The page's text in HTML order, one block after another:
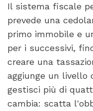
Il sistema fiscale
prevede una
primo immobile e
per i successivi,
creare una
aggiunge un livello
gestisci più di
cambia: scatta